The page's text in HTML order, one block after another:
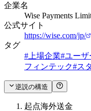
企業名
Wise Payments
公式サイト
https://wise.com/jp/
タグ
# 上場企業#ユーザ
フィンテック#ス
逆説の構造
起点海外送金